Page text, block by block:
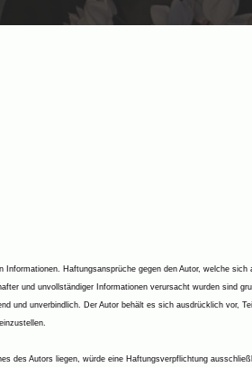
Haftungsansprüche gegen den Autor, welche sich
und unvollständiger Informationen verursacht wurden sind
und unverbindlich. Der Autor behält es sich ausdrücklich vor,
des Autors liegen, würde eine Haftungsverpflichtung